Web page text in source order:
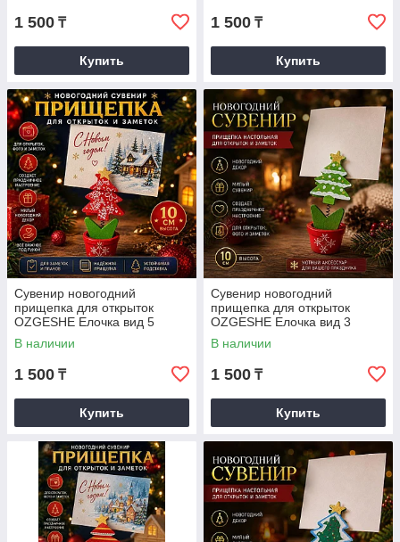
1 500 ₸
Купить
1 500 ₸
Купить
Сувенир новогодний
прищепка для открыток
OZGESHE Елочка вид 5
В наличии
1 500 ₸
Купить
Сувенир новогодний
прищепка для открыток
OZGESHE Елочка вид 3
В наличии
1 500 ₸
Купить